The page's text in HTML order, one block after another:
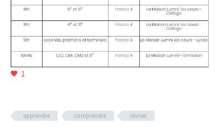
1
apprendre comprendre réviser